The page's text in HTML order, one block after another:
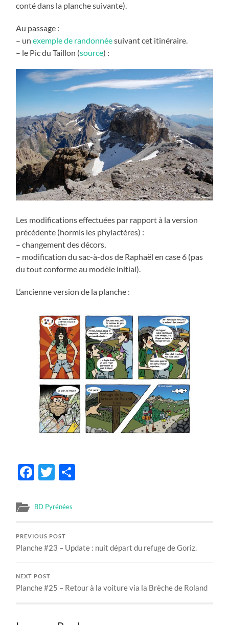
conté dans la planche suivante).
Au passage :
– unexemple de randonnéesuivant cet itinéraire.
– le Pic du Taillon (source) :
Les modifications effectuées par rapport à la version
précédente (hormis les phylactères) :
– changement des décors,
– modification du sac-à-dos de Raphaël en case 6 (pas
du tout conforme au modèle initial).
L’ancienne version de la planche :
Facebook
Twitter
BD Pyrénées
PREVIOUS POST
Planche #23 – Update : nuit départ du refuge de Goriz.
NEXT POST
Planche #25 – Retour à la voiture via la Brèche de Roland